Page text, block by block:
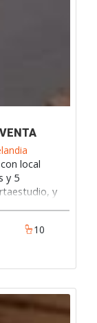
local
y 5
y
2521
10